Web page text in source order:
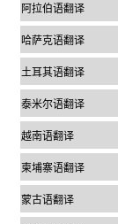
阿拉伯语翻译
哈萨克语翻译
土耳其语翻译
泰米尔语翻译
越南语翻译
柬埔寨语翻译
蒙古语翻译